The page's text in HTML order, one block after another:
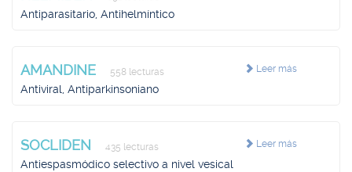
Antiparasitario, Antihelmíntico
Leer más
AMANDINE 558 lecturas
Antiviral, Antiparkinsoniano
Leer más
SOCLIDEN 435 lecturas
Antiespasmódico selectivo a nivel vesical